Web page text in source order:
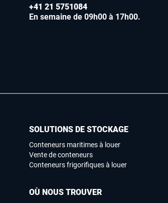
+41 21 5751084
En semaine de 09h00 à 17h00.
SOLUTIONS DE STOCKAGE
Conteneurs maritimes à louer
Vente de conteneurs
Conteneurs frigorifiques à louer
OÙ NOUS TROUVER